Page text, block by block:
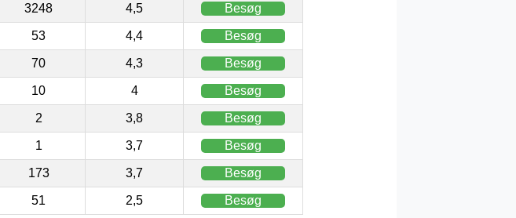
3248 4,5 Besøg
53 4,4 Besøg
70 4,3 Besøg
10 4 Besøg
2 3,8 Besøg
1 3,7 Besøg
173 3,7 Besøg
51 2,5 Besøg